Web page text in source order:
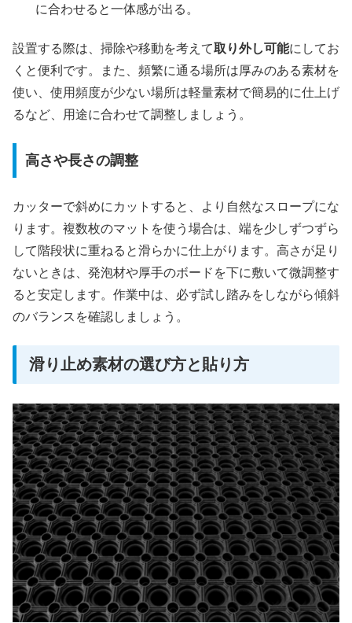
に合わせると一体感が出る。
設置する際は、掃除や移動を考えて取り外し可能にしてお
くと便利です。また、頻繁に通る場所は厚みのある素材を
使い、使用頻度が少ない場所は軽量素材で簡易的に仕上げ
るなど、用途に合わせて調整しましょう。
高さや長さの調整
カッターで斜めにカットすると、より自然なスロープにな
ります。複数枚のマットを使う場合は、端を少しずつずら
して階段状に重ねると滑らかに仕上がります。高さが足り
ないときは、発泡材や厚手のボードを下に敷いて微調整す
ると安定します。作業中は、必ず試し踏みをしながら傾斜
のバランスを確認しましょう。
滑り止め素材の選び方と貼り方